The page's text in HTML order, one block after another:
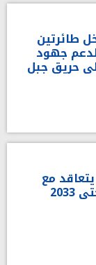
طائرتين
جهود
حريق جبل
مع